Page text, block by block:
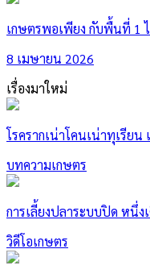
เกษตรพอเพียง กับพื้นที่ 1
8 เมษายน 2026
เรื่องมาใหม่
โรครากเน่าโคนเน่าทุเรียน
บทความเกษตร
การเลี้ยงปลาระบบปิด หนึ่
วิดีโอเกษตร